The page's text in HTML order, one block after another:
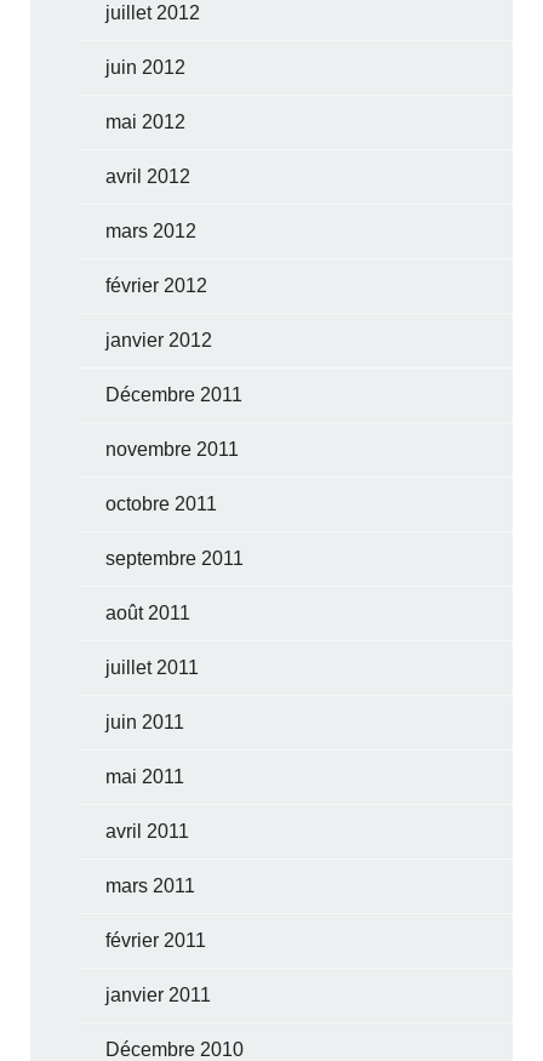
juillet 2012
juin 2012
mai 2012
avril 2012
mars 2012
février 2012
janvier 2012
Décembre 2011
novembre 2011
octobre 2011
septembre 2011
août 2011
juillet 2011
juin 2011
mai 2011
avril 2011
mars 2011
février 2011
janvier 2011
Décembre 2010